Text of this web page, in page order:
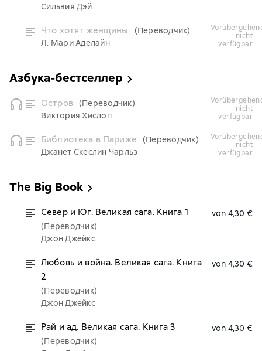
Сильвия Дэй
Что хотят женщины
(Переводчик)
Л. Мари Аделайн
vorübergehend
nicht
verfügbar
Азбука-бестселлер
Остров (Переводчик)
Виктория Хислоп
vorübergehend
nicht
verfügbar
Библиотека в Париже
(Переводчик)
Джанет Скеслин Чарльз
vorübergehend
nicht
verfügbar
The Big Book
Север и Юг. Великая сага. Книга 1
(Переводчик)
Джон Джейкс
von 4,30 €
Любовь и война. Великая сага. Книга
2
(Переводчик)
Джон Джейкс
von 4,30 €
Рай и ад. Великая сага. Книга 3
(Переводчик)
von 4,30 €